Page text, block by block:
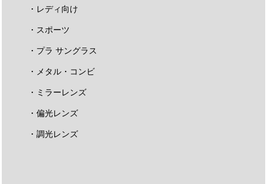
・レディ向け
・スポーツ
・プラ サングラス
・メタル・コンビ
・ミラーレンズ
・偏光レンズ
・調光レンズ